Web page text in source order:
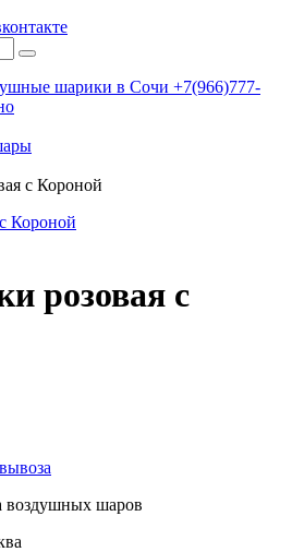
шарики в Сочи +7(966)777-
с Короной
розовая с
воздушных шаров